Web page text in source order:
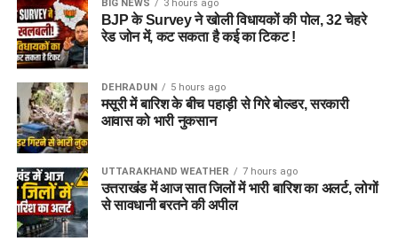
BIG NEWS 3 hours ago
BJP के Survey ने खोली विधायकों की पोल, 32 चेहरे
रेड जोन में, कट सकता है कई का टिकट !
DEHRADUN 5 hours ago
मसूरी में बारिश के बीच पहाड़ी से गिरे बोल्डर, सरकारी
आवास को भारी नुकसान
UTTARAKHAND WEATHER 7 hours ago
उत्तराखंड में आज सात जिलों में भारी बारिश का अलर्ट, लोगों
से सावधानी बरतने की अपील